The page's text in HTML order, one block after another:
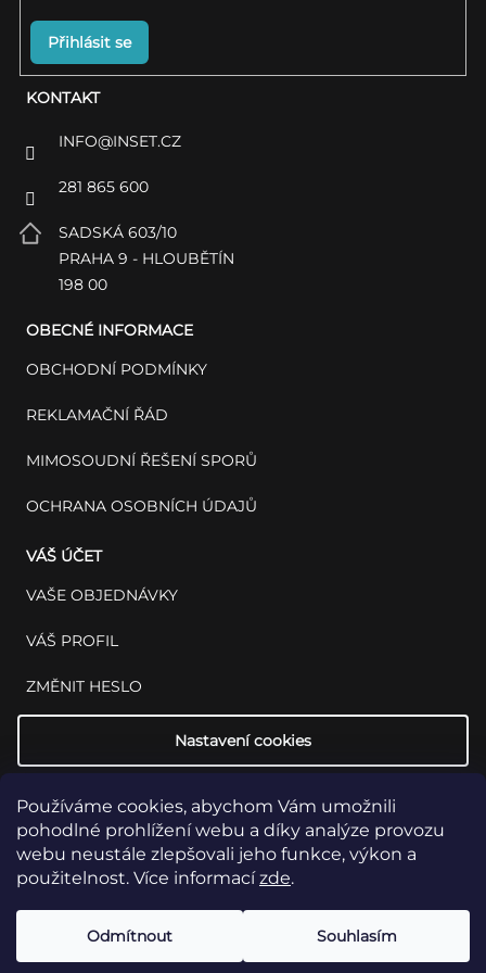
Používáme cookies, abychom Vám umožnili
pohodlné prohlížení webu a díky analýze provozu
webu neustále zlepšovali jeho funkce, výkon a
použitelnost. Více informacízde.
Odmítnout Souhlasím
KONTAKT
INFO@INSET.CZ
281 865 600
SADSKÁ 603/10
PRAHA 9 - HLOUBĚTÍN
198 00
OBECNÉ INFORMACE
OBCHODNÍ PODMÍNKY
REKLAMAČNÍ ŘÁD
MIMOSOUDNÍ ŘEŠENÍ SPORŮ
OCHRANA OSOBNÍCH ÚDAJŮ
VÁŠ ÚČET
VAŠE OBJEDNÁVKY
VÁŠ PROFIL
ZMĚNIT HESLO
Nastavení cookies
Přihlásit se
Vytvořil Shoptet
Copyright 2026INSET: Med & Lab Všechna práva vyhrazena.